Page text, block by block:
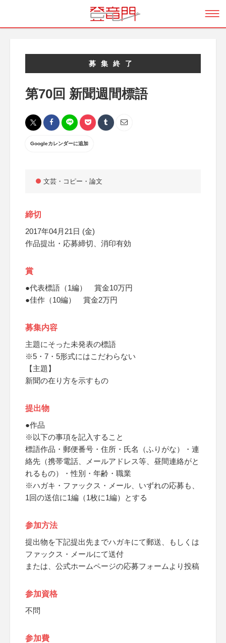
募集終了
第70回 新聞週間標語
Googleカレンダーに追加
文芸・コピー・論文
締切
2017年04月21日 (金)
作品提出・応募締切、消印有効
賞
●代表標語（1編） 賞金10万円
●佳作（10編） 賞金2万円
募集内容
主題にそった未発表の標語
※5・7・5形式にはこだわらない
【主題】
新聞の在り方を示すもの
提出物
●作品
※以下の事項を記入すること
標語作品・郵便番号・住所・氏名（ふりがな）・連
絡先（携帯電話、メールアドレス等、昼間連絡がと
れるもの）・性別・年齢・職業
※ハガキ・ファックス・メール、いずれの応募も、
1回の送信に1編（1枚に1編）とする
参加方法
提出物を下記提出先までハガキにて郵送、もしくは
ファックス・メールにて送付
または、公式ホームページの応募フォームより投稿
参加資格
不問
参加費